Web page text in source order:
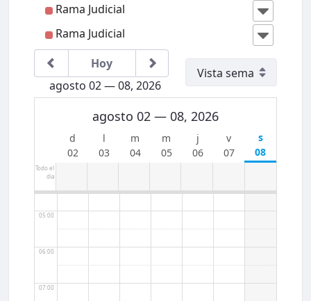
Rama Judicial
Rama Judicial
Hoy
agosto 02 — 08, 2026
agosto 02 — 08, 2026
02 03 04 05 06 07 08
Todo el
dia
00:00
01:00
04:00
05:00
06:00
07:00